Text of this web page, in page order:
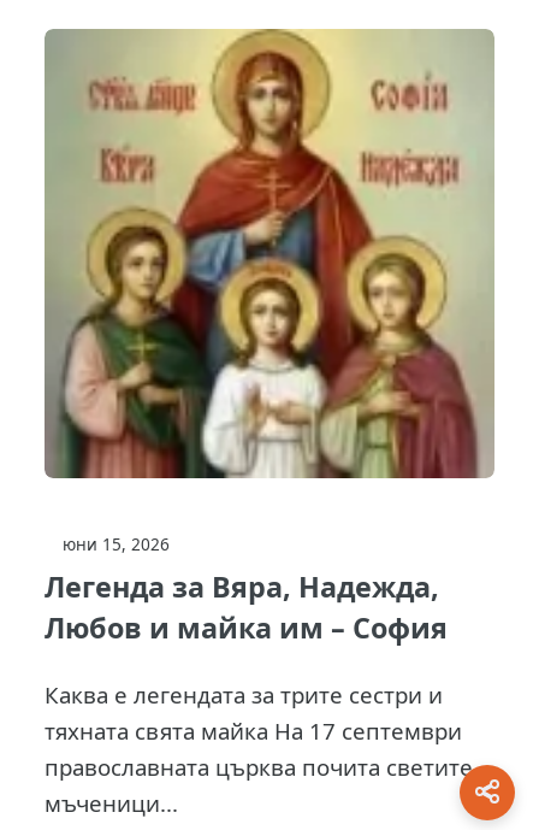
юни 15, 2026
Легенда за Вяра, Надежда,
Любов и майка им – София
Каква е легендата за трите сестри и
тяхната свята майка На 17 септември
православната църква почита светите
мъченици...